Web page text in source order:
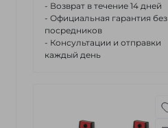
- Возврат в течение 14 дней
- Официальная гарантия без
посредников
- Консультации и отправки
каждый день